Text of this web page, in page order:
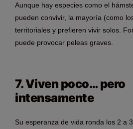
Aunque hay especies como el
pueden convivir, la mayoría (como
territoriales y prefieren vivir solos.
puede provocar peleas graves.
7. Viven poco… pero
intensamente
Su esperanza de vida ronda los 2 a